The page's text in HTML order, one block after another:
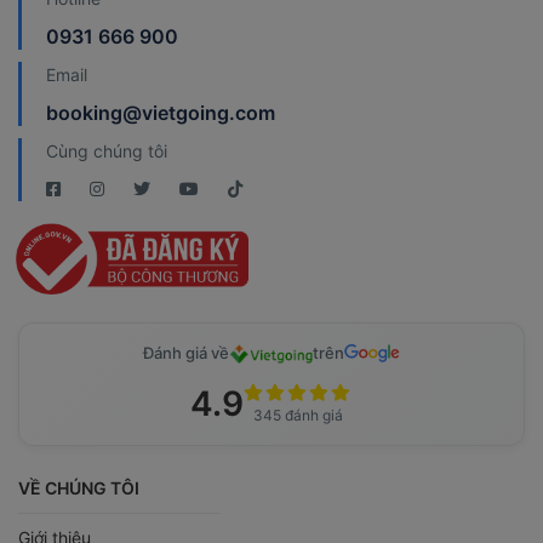
0931 666 900
Email
booking@vietgoing.com
Cùng chúng tôi
Đánh giá về trên
4.9 345 đánh giá
VỀ CHÚNG TÔI
Giới thiệu